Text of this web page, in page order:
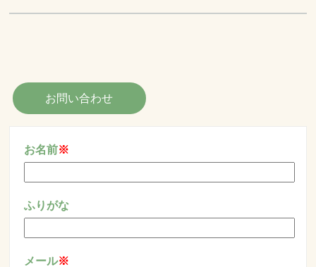
お問い合わせ
お名前※
ふりがな
メール※